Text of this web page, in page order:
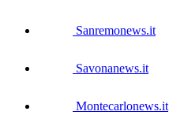
Sanremonews.it
Savonanews.it
Montecarlonews.it